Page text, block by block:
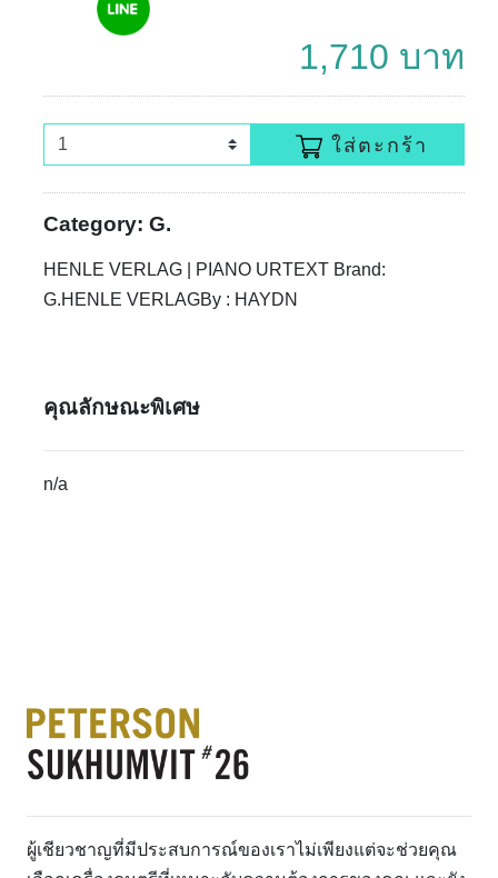
1,710 บาท
ใส่ตะกร้า
Category: G.
HENLE VERLAG | PIANO URTEXT Brand:
G.HENLE VERLAGBy : HAYDN
คุณลักษณะพิเศษ
n/a
ผู้เชียวชาญที่มีประสบการณ์ของเราไม่เพียงแต่จะช่วยคุณ